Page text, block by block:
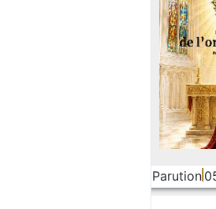
Parution